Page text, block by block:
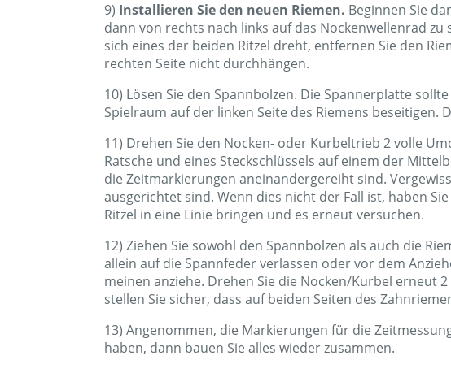
9) Installieren Sie den neuen Riemen. Beginnen Sie
dann von rechts nach links auf das Nockenwellenrad
sich eines der beiden Ritzel dreht, entfernen Sie den
rechten Seite nicht durchhängen.
10) Lösen Sie den Spannbolzen. Die Spannerplatte
Spielraum auf der linken Seite des Riemens
11) Drehen Sie den Nocken- oder Kurbeltrieb 2 volle
Ratsche und eines Steckschlüssels auf einem der
die Zeitmarkierungen aneinandergereiht sind.
ausgerichtet sind. Wenn dies nicht der Fall ist, haben
Ritzel in eine Linie bringen und es erneut versuchen.
12) Ziehen Sie sowohl den Spannbolzen als auch die
allein auf die Spannfeder verlassen oder vor dem
meinen anziehe. Drehen Sie die Nocken/Kurbel erneut
stellen Sie sicher, dass auf beiden Seiten des
13) Angenommen, die Markierungen für die
haben, dann bauen Sie alles wieder zusammen.